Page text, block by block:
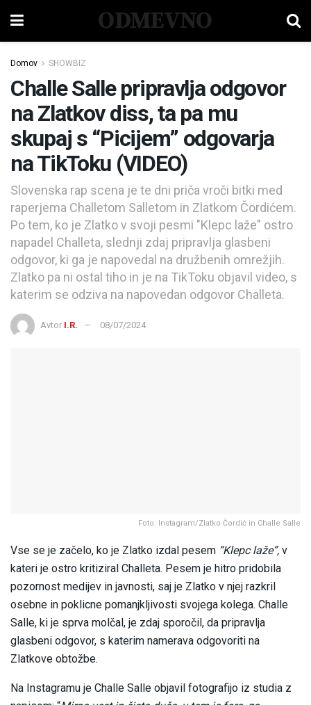
ODMEVNO
Domov SHOWBIZ
Challe Salle pripravlja odgovor
na Zlatkov diss, ta pa mu
skupaj s “Picijem” odgovarja
na TikToku (VIDEO)
Slovenska rap scena je te dni priča vroči bitki med
raperjema Challetom Salletom in Zlatkom Čordićem.
Po tem, ko je Zlatko v svoji pesmi "Klepc laže" ostro
napadel Challeta, slednji zdaj pripravlja glasbeni
odgovor, ki ga je napovedal na družbenih omrežjih.
Zlatko pa ni ostal tiho in je na TikToku objavil video, s
katerim se odziva na napovedan odgovor Challeta.
Avtor I.R. 08/07/2024
Foto: Instagram/Zlatko Čordić in Challe Salle
Vse se je začelo, ko je Zlatko izdal pesem “Klepc laže”, v
kateri je ostro kritiziral Challeta. Pesem je hitro pridobila
pozornost medijev in javnosti, saj je Zlatko v njej razkril
osebne in poklicne pomanjkljivosti svojega kolega. Challe
Salle, ki je sprva molčal, je zdaj sporočil, da pripravlja
glasbeni odgovor, s katerim namerava odgovoriti na
Zlatkove obtožbe.
Na Instagramu je Challe Salle objavil fotografijo iz studia z